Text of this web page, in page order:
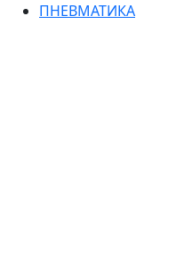
ПНЕВМАТИКА